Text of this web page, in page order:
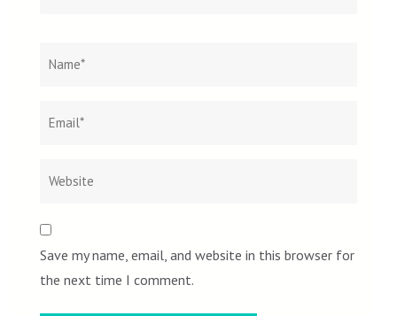
Save my name, email, and website in this browser for
the next time I comment.